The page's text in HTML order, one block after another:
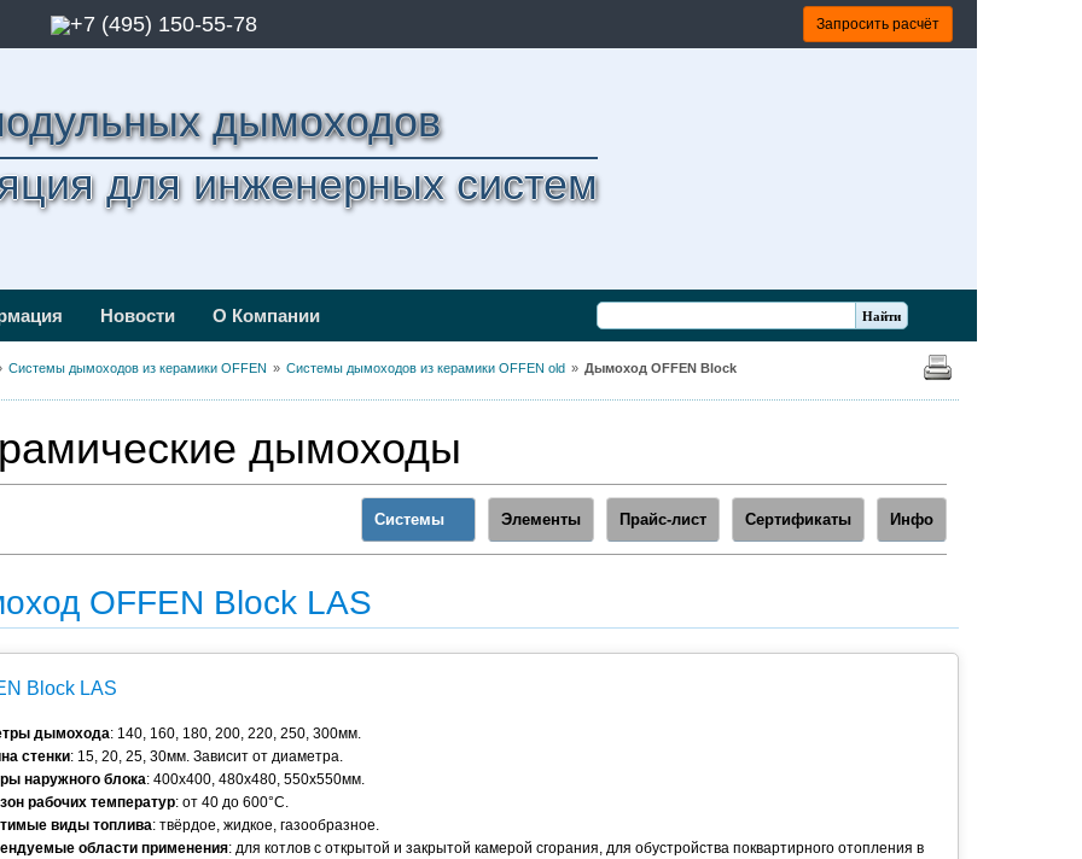
+7 (495) 150-55-78 Запросить расчёт
дымоходов
для инженерных систем
Новости О Компании
Системы дымоходов из керамики OFFEN Системы дымоходов из керамики OFFEN old
Дымоход OFFEN Block
дымоходы
Инфо
Сертификаты
Прайс-лист
Элементы
Системы
OFFEN Block LAS
Block LAS
дымохода: 140, 160, 180, 200, 220, 250, 300мм.
стенки: 15, 20, 25, 30мм. Зависит от диаметра.
наружного блока: 400x400, 480x480, 550x550мм.
рабочих температур: от 40 до 600°С.
виды топлива: твёрдое, жидкое, газообразное.
области применения: для котлов с открытой и закрытой камерой сгорания, для обустройства поквартирного отопле­ния в